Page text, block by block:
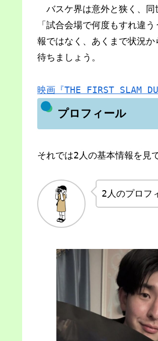
バスケ界は意外と狭く、同
「試合会場で何度もすれ違
報ではなく、あくまで状況
待ちましょう。
映画『THE FIRST SLAM
プロフィール
それでは2人の基本情報を見
2人のプロフ